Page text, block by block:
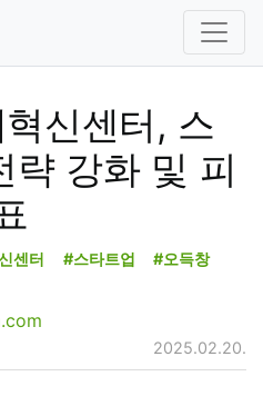
신센터, 스
략 강화 및 피
센터 #스타트업
#오득창
2025.02.20.